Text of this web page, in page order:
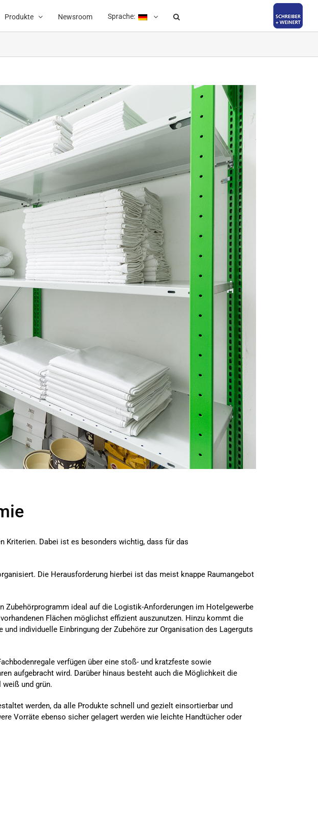
Produkte Newsroom Sprache:
Kriterien. Dabei ist es besonders wichtig, dass für das
Die Herausforderung hierbei ist das meist knappe Raumangebot
ideal auf die Logistik-Anforderungen im Hotelgewerbe
Flächen möglichst effizient auszunutzen. Hinzu kommt die
individuelle Einbringung der Zubehöre zur Organisation des Lagerguts
verfügen über eine stoß- und kratzfeste sowie
aufgebracht wird. Darüber hinaus besteht auch die Möglichkeit die
und grün.
werden, da alle Produkte schnell und gezielt einsortierbar und
Vorräte ebenso sicher gelagert werden wie leichte Handtücher oder